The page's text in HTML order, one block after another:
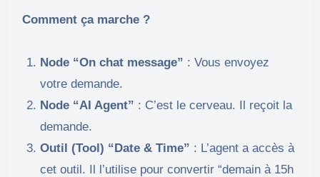
Comment ça marche ?
Node “On chat message” : Vous envoyez
votre demande.
Node “AI Agent” : C’est le cerveau. Il reçoit la
demande.
Outil (Tool) “Date & Time” : L’agent a accès à
cet outil. Il l’utilise pour convertir “demain à 15h